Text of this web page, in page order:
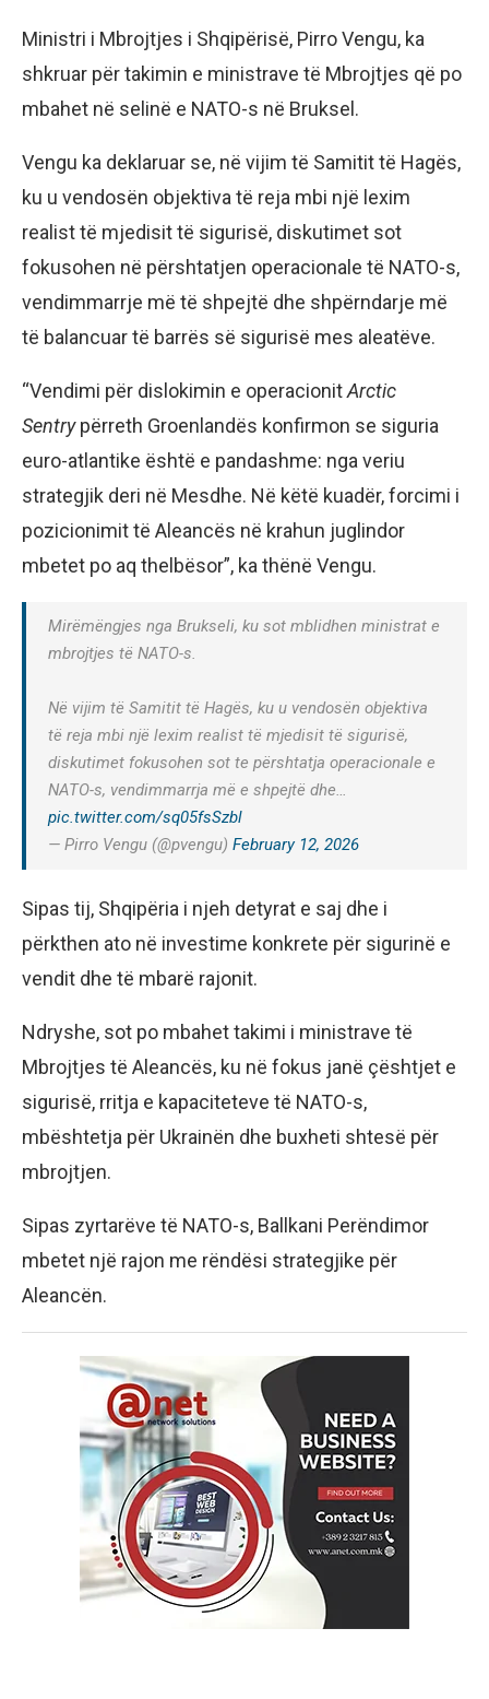
Ministri i Mbrojtjes i Shqipërisë, Pirro Vengu, ka
shkruar për takimin e ministrave të Mbrojtjes që po
mbahet në selinë e NATO-s në Bruksel.
Vengu ka deklaruar se, në vijim të Samitit të Hagës,
ku u vendosën objektiva të reja mbi një lexim
realist të mjedisit të sigurisë, diskutimet sot
fokusohen në përshtatjen operacionale të NATO-s,
vendimmarrje më të shpejtë dhe shpërndarje më
të balancuar të barrës së sigurisë mes aleatëve.
“Vendimi për dislokimin e operacionitArctic
Sentrypërreth Groenlandës konfirmon se siguria
euro-atlantike është e pandashme: nga veriu
strategjik deri në Mesdhe. Në këtë kuadër, forcimi i
pozicionimit të Aleancës në krahun juglindor
mbetet po aq thelbësor”, ka thënë Vengu.
Mirëmëngjes nga Brukseli, ku sot mblidhen ministrat e
mbrojtjes të NATO-s.
Në vijim të Samitit të Hagës, ku u vendosën objektiva
të reja mbi një lexim realist të mjedisit të sigurisë,
diskutimet fokusohen sot te përshtatja operacionale e
NATO-s, vendimmarrja më e shpejtë dhe…
pic.twitter.com/sq05fsSzbl
— Pirro Vengu (@pvengu) February 12, 2026
Sipas tij, Shqipëria i njeh detyrat e saj dhe i
përkthen ato në investime konkrete për sigurinë e
vendit dhe të mbarë rajonit.
Ndryshe, sot po mbahet takimi i ministrave të
Mbrojtjes të Aleancës, ku në fokus janë çështjet e
sigurisë, rritja e kapaciteteve të NATO-s,
mbështetja për Ukrainën dhe buxheti shtesë për
mbrojtjen.
Sipas zyrtarëve të NATO-s, Ballkani Perëndimor
mbetet një rajon me rëndësi strategjike për
Aleancën.